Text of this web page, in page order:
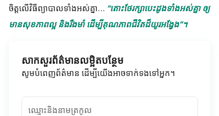
ចិត្តលើវិធីព្យាបាលទាំងអស់គ្នា… “តោះថែរក្សាបេះដូងទាំងអស់គ្នា ឲ្យ
មានសុខភាពល្អ និងរឹងមាំ ដើម្បីគុណភាពជីវិតដ៏យូរអង្វែង”។
សាកសួរព័ត៌មានលម្អិតបន្ថែម
សូមបំពេញព័ត៌មាន ដើម្បីយើងអាចទាក់ទងទៅអ្នក។
ឈ្មោះនិងនាមត្រកូល